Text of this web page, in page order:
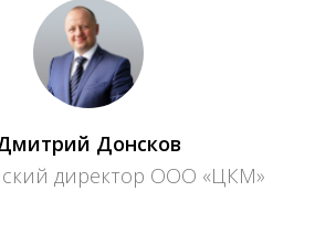
Донсков
директор ООО «ЦКМ»